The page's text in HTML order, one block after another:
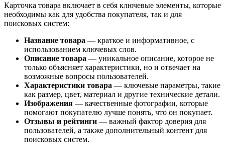
Карточка товара включает в себя ключевые элементы, которые
необходимы как для удобства покупателя, так и для
поисковых систем:
Название товара — краткое и информативное, с
использованием ключевых слов.
Описание товара — уникальное описание, которое не
только объясняет характеристики, но и отвечает на
возможные вопросы пользователей.
Характеристики товара — ключевые параметры, такие
как размер, цвет, материал и другие технические детали.
Изображения — качественные фотографии, которые
помогают покупателю лучше понять, что он покупает.
Отзывы и рейтинги — важный фактор доверия для
пользователей, а также дополнительный контент для
поисковых систем.